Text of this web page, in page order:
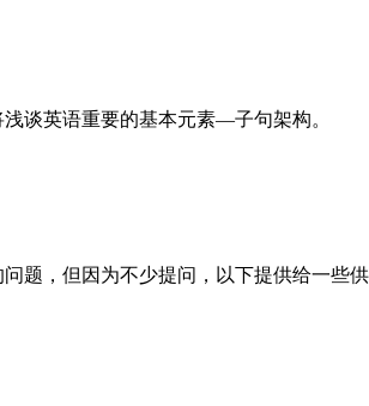
谈英语重要的基本元素—子句架构。
题，但因为不少提问，以下提供给一些供